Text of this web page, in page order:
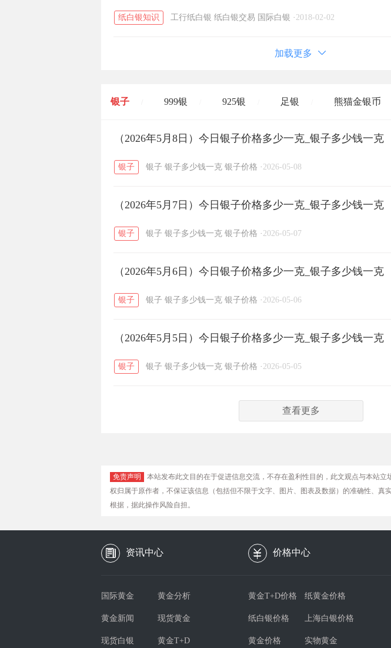
纸白银知识 工行纸白银 纸白银交易 国际白银 · 2018-02-02
加载更多
银子 999银 925银 足银 熊猫金银币
开国纪念币 大清银币 / 长城币 / 老凤祥
菜百 周生生 周大生
六福 / 金至尊 / 潮宏基 / 亚一金店 黄金
（2026年5月8日）今日银子价格多少一克_银子多少钱一克
银子 银子 银子多少钱一克 银子价格 · 2026-05-08
（2026年5月7日）今日银子价格多少一克_银子多少钱一克
银子 银子 银子多少钱一克 银子价格 · 2026-05-07
（2026年5月6日）今日银子价格多少一克_银子多少钱一克
银子 银子 银子多少钱一克 银子价格 · 2026-05-06
（2026年5月5日）今日银子价格多少一克_银子多少钱一克
银子 银子 银子多少钱一克 银子价格 · 2026-05-05
查看更多
免责声明
本站发布此文目的在于促进信息交流，不存在盈利性目的，此文观点与本站
权归属于原作者，不保证该信息（包括但不限于文字、图片、图表及数据）的准确性、
根据，据此操作风险自担。
资讯中心 价格中心
国际黄金 黄金分析
黄金新闻 现货黄金
现货白银 黄金T+D
黄金T+D价格 纸黄金价格
纸白银价格 上海白银价格
黄金价格 实物黄金